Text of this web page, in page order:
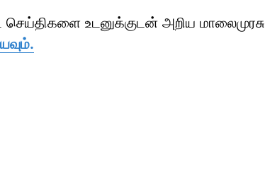
உடனுக்குடன் அறிய மாலைமுரசு